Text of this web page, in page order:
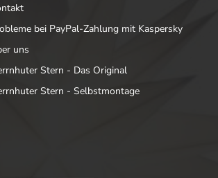
bei PayPal-Zahlung mit Kaspersky
uns
Stern - Das Original
Stern - Selbstmontage